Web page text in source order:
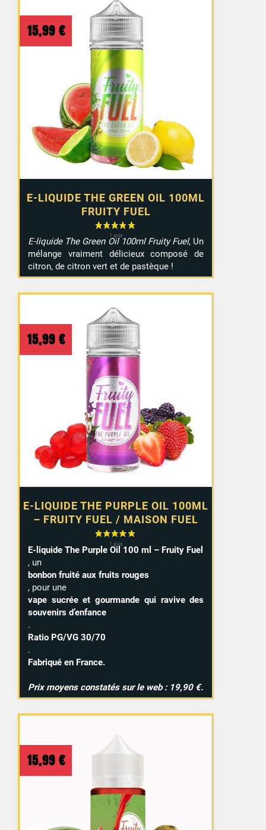
E-LIQUIDE THE GREEN OIL 100ML
FRUITY FUEL
15,99 €
E-liquide The Green Oil 100ml Fruity Fuel, Un
mélange vraiment délicieux composé de
citron, de citron vert et de pastèque !
E-LIQUIDE THE PURPLE OIL 100ML
– FRUITY FUEL / MAISON FUEL
15,99 €
E-liquide The Purple Oil 100 ml – Fruity Fuel
, un
bonbon fruité aux fruits rouges
, pour une
vape sucrée et gourmande qui ravive des
souvenirs d’enfance
.
Ratio PG/VG 30/70
.
Fabriqué en France.
Prix moyens constatés sur le web : 19,90 €.
15,99 €